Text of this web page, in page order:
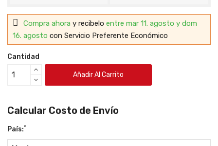
Compra ahora y recibelo entre mar 11. agosto y dom
16. agosto con Servicio Preferente Económico
Cantidad
Añadir Al Carrito
Calcular Costo de Envío
País:*